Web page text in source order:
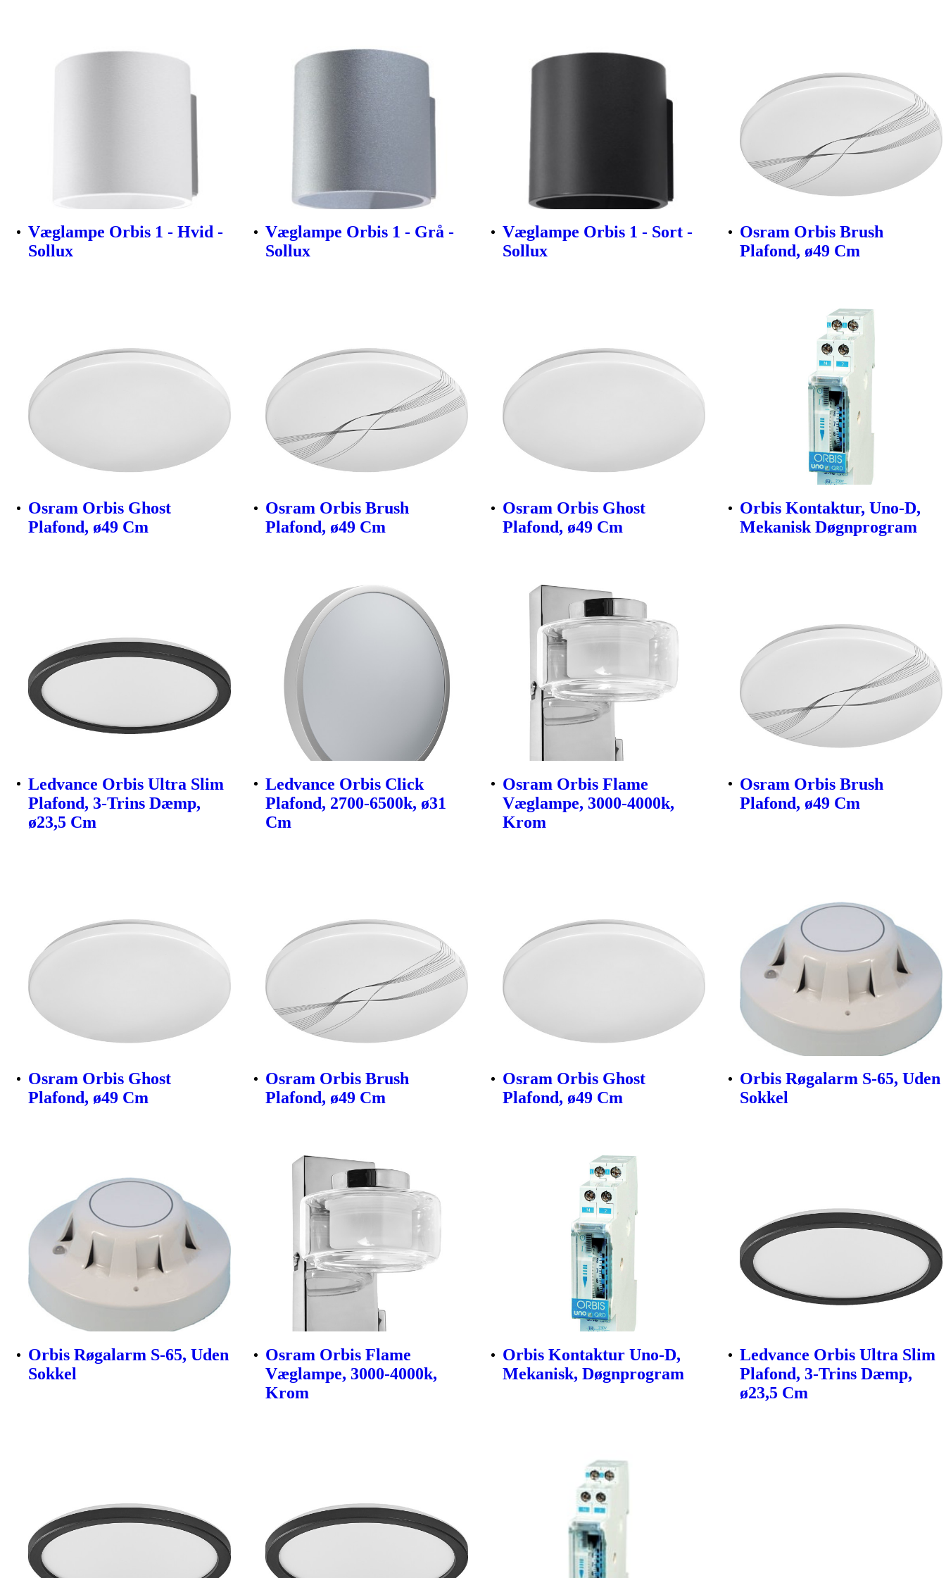
Væglampe Orbis 1 - Hvid -
Sollux
Væglampe Orbis 1 - Grå -
Sollux
Væglampe Orbis 1 - Sort -
Sollux
Osram Orbis Brush
Plafond, ø49 Cm
Osram Orbis Ghost
Plafond, ø49 Cm
Osram Orbis Brush
Plafond, ø49 Cm
Osram Orbis Ghost
Plafond, ø49 Cm
Orbis Kontaktur, Uno-D,
Mekanisk Døgnprogram
Ledvance Orbis Ultra Slim
Plafond, 3-Trins Dæmp,
ø23,5 Cm
Ledvance Orbis Click
Plafond, 2700-6500k, ø31
Cm
Osram Orbis Flame
Væglampe, 3000-4000k,
Krom
Osram Orbis Brush
Plafond, ø49 Cm
Osram Orbis Ghost
Plafond, ø49 Cm
Osram Orbis Brush
Plafond, ø49 Cm
Osram Orbis Ghost
Plafond, ø49 Cm
Orbis Røgalarm S-65, Uden
Sokkel
Orbis Røgalarm S-65, Uden
Sokkel
Osram Orbis Flame
Væglampe, 3000-4000k,
Krom
Orbis Kontaktur Uno-D,
Mekanisk, Døgnprogram
Ledvance Orbis Ultra Slim
Plafond, 3-Trins Dæmp,
ø23,5 Cm